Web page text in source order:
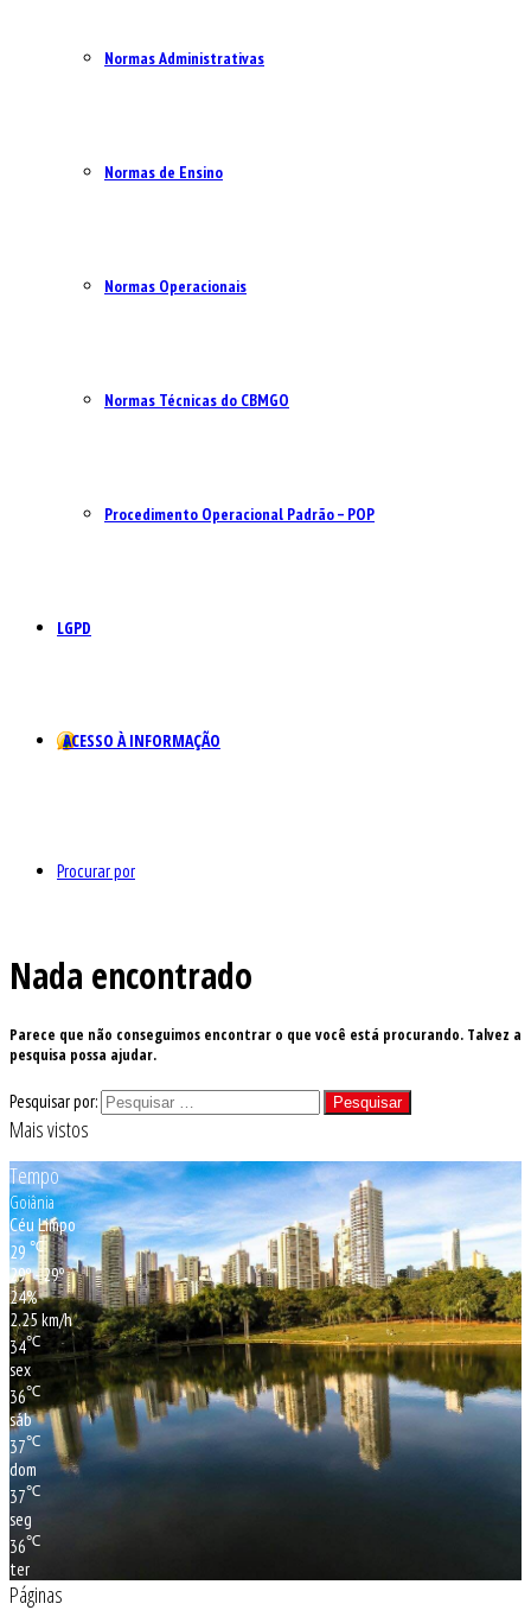
Normas Administrativas
Normas de Ensino
Normas Operacionais
Normas Técnicas do CBMGO
Procedimento Operacional Padrão – POP
LGPD
ACESSO À INFORMAÇÃO
Procurar por
Nada encontrado
Parece que não conseguimos encontrar o que você está procurando. Talvez a
pesquisa possa ajudar.
Pesquisar por:
Mais vistos
Tempo
Goiânia
Céu Limpo
29℃
29º - 29º
24%
2.25 km/h
34℃
sex
36℃
sáb
37℃
dom
37℃
seg
36℃
ter
Páginas